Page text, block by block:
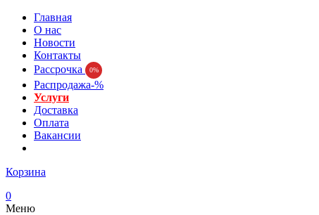
Главная
О нас
Новости
Контакты
Рассрочка
0%
Распродажа-%
Услуги
Доставка
Оплата
Вакансии
Корзина
0
Меню